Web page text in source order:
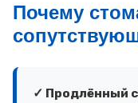
Почему
✓ Продлённый